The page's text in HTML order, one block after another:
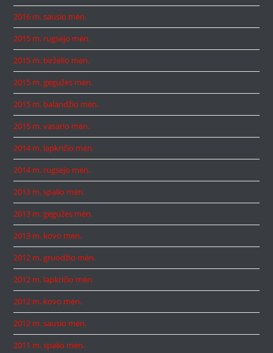
2016 m. sausio mėn.
2015 m. rugsėjo mėn.
2015 m. birželio mėn.
2015 m. gegužės mėn.
2015 m. balandžio mėn.
2015 m. vasario mėn.
2014 m. lapkričio mėn.
2014 m. rugsėjo mėn.
2013 m. spalio mėn.
2013 m. gegužės mėn.
2013 m. kovo mėn.
2012 m. gruodžio mėn.
2012 m. lapkričio mėn.
2012 m. kovo mėn.
2012 m. sausio mėn.
2011 m. spalio mėn.